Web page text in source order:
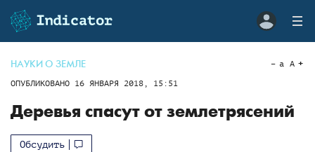
НАУКИ О ЗЕМЛЕ
ОПУБЛИКОВАНО 16 ЯНВАРЯ 2018, 15:51
a A
Деревья спасут от землетрясений
Обсудить